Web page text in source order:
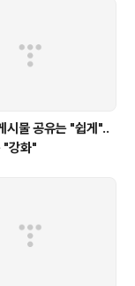
시물 공유는 "쉽게"..
"강화"